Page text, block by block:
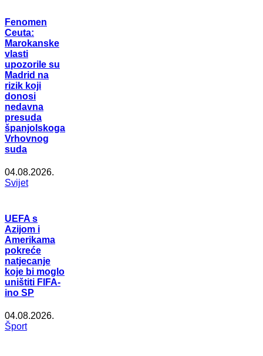
Fenomen
Ceuta:
Marokanske
vlasti
upozorile su
Madrid na
rizik koji
donosi
nedavna
presuda
španjolskoga
Vrhovnog
suda
04.08.2026.
Svijet
UEFA s
Azijom i
Amerikama
pokreće
natjecanje
koje bi moglo
uništiti FIFA-
ino SP
04.08.2026.
Šport